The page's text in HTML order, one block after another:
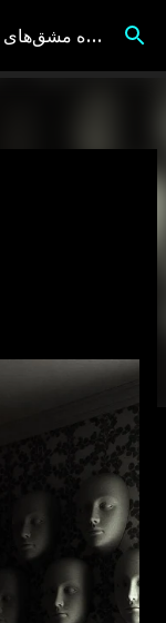
کامرانیه CAMRANIE; سیاه مشق‌های کامران شیبانی